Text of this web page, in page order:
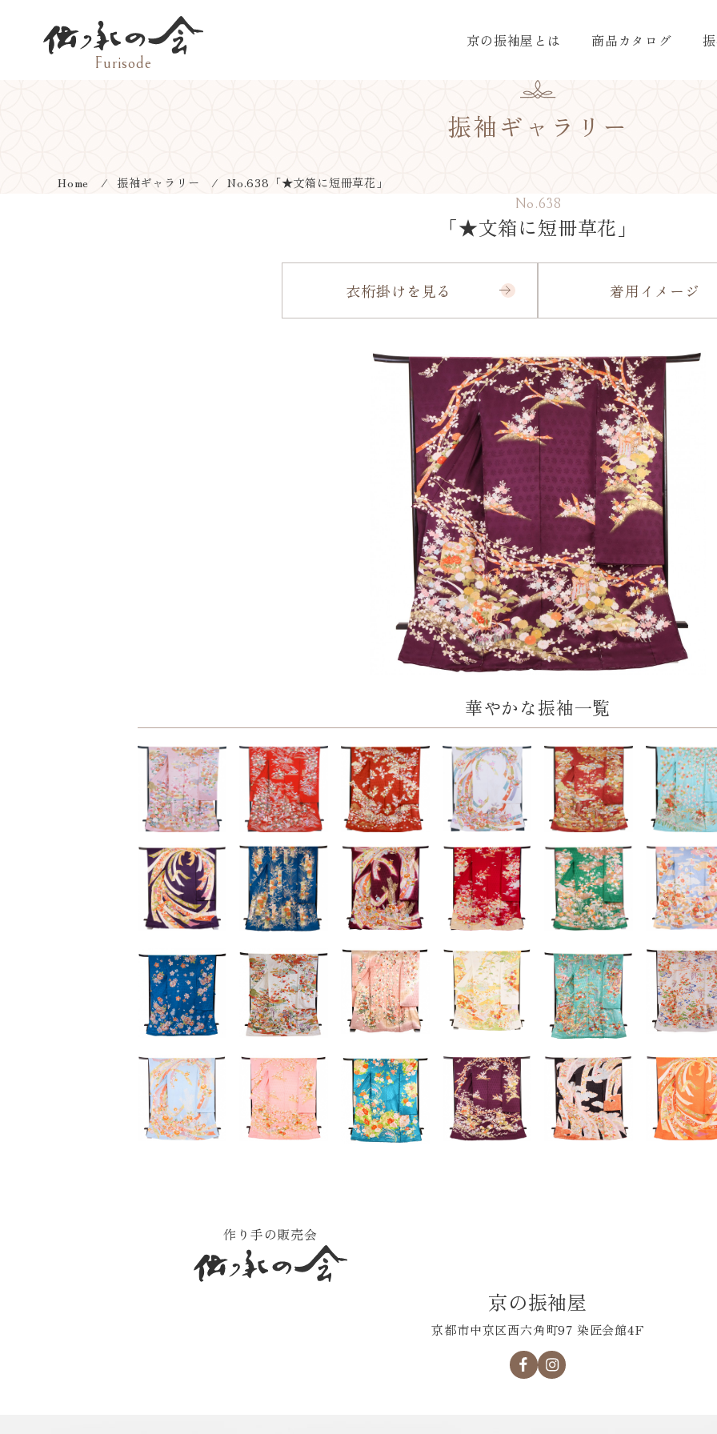
京の振袖屋とは 商品カタログ
振袖ギャラリー
Home 振袖ギャラリー No.638 「★文箱に短冊草花」
No.638
「★文箱に短冊草花」
衣桁掛けを見る 着用イメージ
華やかな振袖一覧
作り手の販売会
京の振袖屋
京都市中京区西六角町97 染匠会館4F